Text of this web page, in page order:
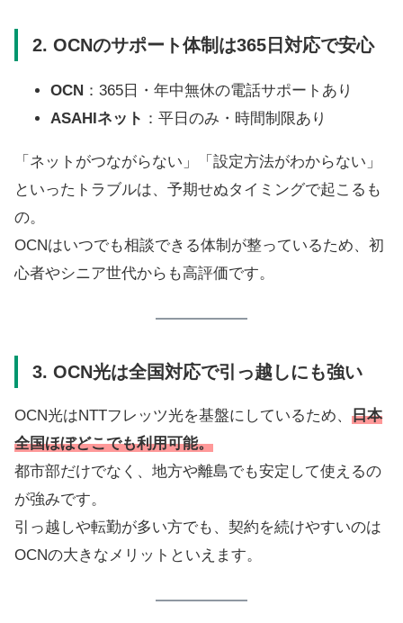
2. OCNのサポート体制は365日対応で安心
OCN ：365日・年中無休の電話サポートあり
ASAHIネット ：平日のみ・時間制限あり
「ネットがつながらない」「設定方法がわからない」
といったトラブルは、予期せぬタイミングで起こるも
の。
OCNはいつでも相談できる体制が整っているため、初
心者やシニア世代からも高評価です。
3. OCN光は全国対応で引っ越しにも強い
OCN光はNTTフレッツ光を基盤にしているため、 日本
全国ほぼどこでも利用可能。
都市部だけでなく、地方や離島でも安定して使えるの
が強みです。
引っ越しや転勤が多い方でも、契約を続けやすいのは
OCNの大きなメリットといえます。